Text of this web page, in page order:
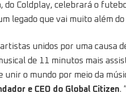
do Coldplay, celebrará o
legado que vai muito além
unidos por uma causa
de 11 minutos mais
unir o mundo por meio da
e CEO do Global Citizen.